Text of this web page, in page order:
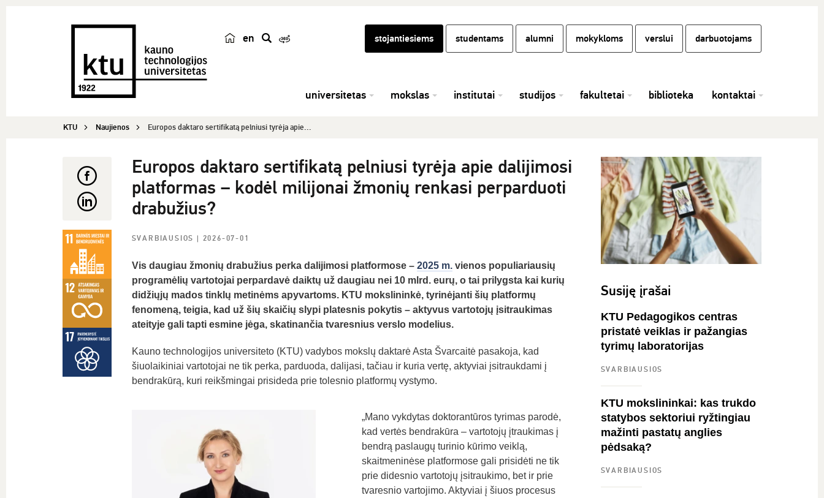
en
k
stojantiesiems studentams alumni mokykloms verslui darbuotojams
universitetas mokslas institutai studijos fakultetai biblioteka kontaktai
KTU Naujienos Europos daktaro sertifikatą pelniusi tyrėja apie...
Europos daktaro sertifikatą pelniusi tyrėja apie dalijimosi
platformas – kodėl milijonai žmonių renkasi perparduoti
drabužius?
SVARBIAUSIOS | 2026-07-01
Vis daugiau žmonių drabužius perka dalijimosi platformose – 2025 m.vienos populiariausių
programėlių vartotojai perpardavė daiktų už daugiau nei 10 mlrd. eurų, o tai prilygsta kai kurių
didžiųjų mados tinklų metinėms apyvartoms. KTU mokslininkė, tyrinėjanti šių platformų
fenomeną, teigia, kad už šių skaičių slypi platesnis pokytis – aktyvus vartotojų įsitraukimas
ateityje gali tapti esmine jėga, skatinančia tvaresnius verslo modelius.
Kauno technologijos universiteto (KTU) vadybos mokslų daktarė Asta Švarcaitė pasakoja, kad
šiuolaikiniai vartotojai ne tik perka, parduoda, dalijasi, tačiau ir kuria vertę, aktyviai įsitraukdami į
bendrakūrą, kuri reikšmingai prisideda prie tolesnio platformų vystymo.
„Mano vykdytas doktorantūros tyrimas parodė,
kad vertės bendrakūra – vartotojų įtraukimas į
bendrą paslaugų turinio kūrimo veiklą,
skaitmeninėse platformose gali prisidėti ne tik
prie didesnio vartotojų įsitraukimo, bet ir prie
tvaresnio vartojimo. Aktyviai į šiuos procesus
Susiję įrašai
KTU Pedagogikos centras
pristatė veiklas ir pažangias
tyrimų laboratorijas
SVARBIAUSIOS
KTU mokslininkai: kas trukdo
statybos sektoriui ryžtingiau
mažinti pastatų anglies
pėdsaką?
SVARBIAUSIOS